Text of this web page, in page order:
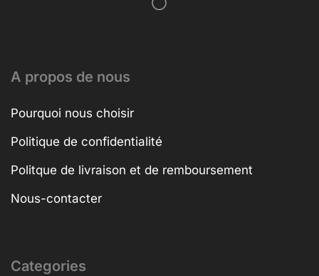
A propos de nous
Pourquoi nous choisir
Politique de confidentialité
Politque de livraison et de remboursement
Nous-contacter
Categories